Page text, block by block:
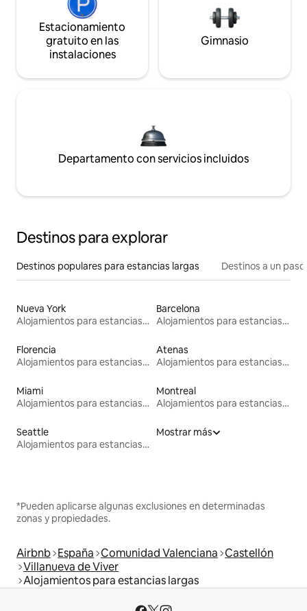
Estacionamiento
gratuito en las
instalaciones
Gimnasio
Departamento con servicios incluidos
Destinos para explorar
Destinos populares para estancias largas Destinos a un
Nueva York
Alojamientos para estancias largas
Barcelona
Alojamientos para estancias largas
Florencia
Alojamientos para estancias largas
Atenas
Alojamientos para estancias largas
Miami
Alojamientos para estancias largas
Montreal
Alojamientos para estancias largas
Seattle
Alojamientos para estancias largas
Mostrar más
*Pueden aplicarse algunas exclusiones en determinadas
zonas y propiedades.
Airbnb España Comunidad Valenciana Castellón
Villanueva de Viver
Alojamientos para estancias largas